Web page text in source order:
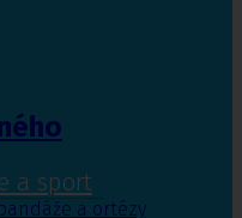
a sport
a ortézy